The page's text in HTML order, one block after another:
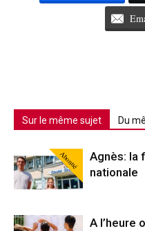
Sur le même sujet Du
Abonné
Agnès: la
nationale
A l’heure